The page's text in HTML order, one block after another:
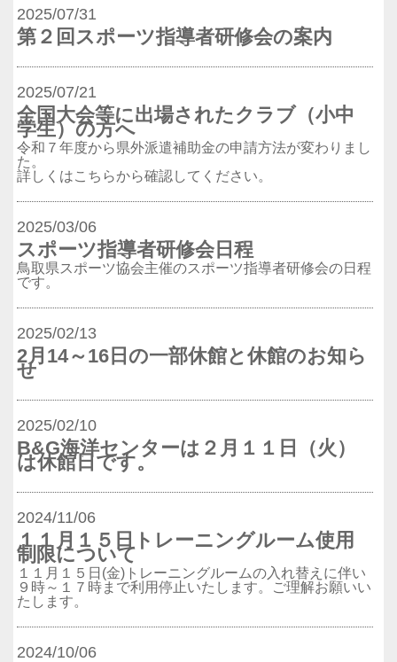
2025/07/31
第２回スポーツ指導者研修会の案内
2025/07/21
全国大会等に出場されたクラブ（小中
学生）の方へ
令和７年度から県外派遣補助金の申請方法が変わりまし
た。
詳しくはこちらから確認してください。
2025/03/06
スポーツ指導者研修会日程
鳥取県スポーツ協会主催のスポーツ指導者研修会の日程
です。
2025/02/13
2月14～16日の一部休館と休館のお知ら
せ
2025/02/10
B&G海洋センターは２月１１日（火）
は休館日です。
2024/11/06
１１月１５日トレーニングルーム使用
制限について
１１月１５日(金)トレーニングルームの入れ替えに伴い
９時～１７時まで利用停止いたします。ご理解お願いい
たします。
2024/10/06